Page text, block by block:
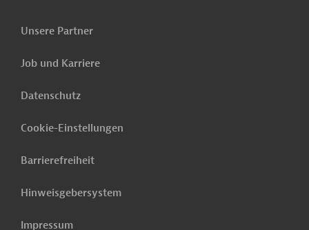
Unsere Partner
Job und Karriere
Datenschutz
Cookie-Einstellungen
Barrierefreiheit
Hinweisgebersystem
Impressum